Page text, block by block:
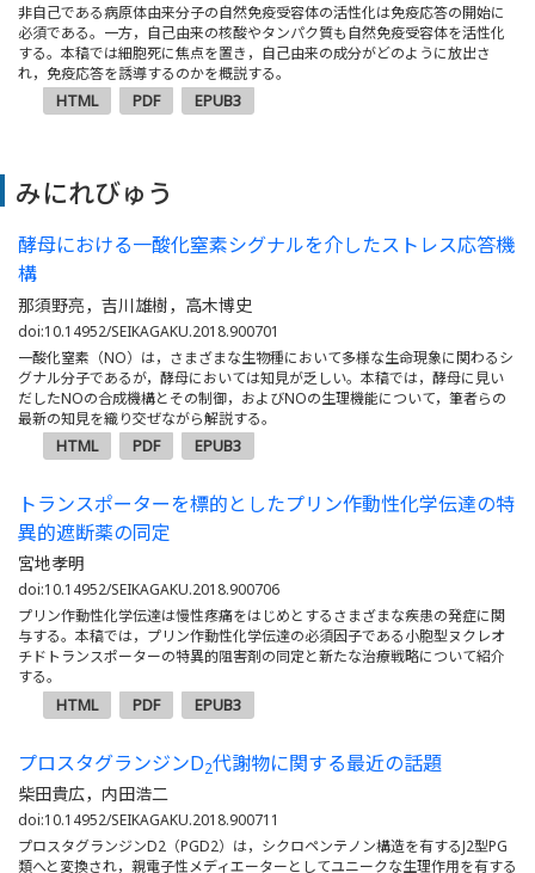
非自己である病原体由来分子の自然免疫受容体の活性化は免疫応答の開始に
必須である。一方，自己由来の核酸やタンパク質も自然免疫受容体を活性化
する。本稿では細胞死に焦点を置き，自己由来の成分がどのように放出さ
れ，免疫応答を誘導するのかを概説する。
HTML PDF EPUB3
みにれびゅう
酵母における一酸化窒素シグナルを介したストレス応答機
構
那須野亮，吉川雄樹，高木博史
doi:10.14952/SEIKAGAKU.2018.900701
一酸化窒素（NO）は，さまざまな生物種において多様な生命現象に関わるシ
グナル分子であるが，酵母においては知見が乏しい。本稿では，酵母に見い
だしたNOの合成機構とその制御，およびNOの生理機能について，筆者らの
最新の知見を織り交ぜながら解説する。
HTML PDF EPUB3
トランスポーターを標的としたプリン作動性化学伝達の特
異的遮断薬の同定
宮地孝明
doi:10.14952/SEIKAGAKU.2018.900706
プリン作動性化学伝達は慢性疼痛をはじめとするさまざまな疾患の発症に関
与する。本稿では，プリン作動性化学伝達の必須因子である小胞型ヌクレオ
チドトランスポーターの特異的阻害剤の同定と新たな治療戦略について紹介
する。
HTML PDF EPUB3
プロスタグランジンD2代謝物に関する最近の話題
柴田貴広，内田浩二
doi:10.14952/SEIKAGAKU.2018.900711
プロスタグランジンD2（PGD2）は，シクロペンテノン構造を有するJ2型PG
類へと変換され，親電子性メディエーターとしてユニークな生理作用を有する